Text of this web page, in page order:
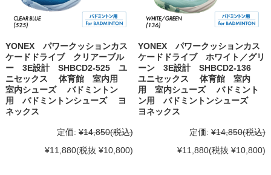
YONEX パワークッションカス
ケードドライブ クリアーブル
ー 3E設計 SHBCD2-525 ユ
ニセックス 体育館 室内用
室内シューズ バドミントン
用 バドミントンシューズ ヨ
ネックス
定価: ¥14,850(税込)
¥11,880(税抜 ¥10,800)
YONEX パワークッションカス
ケードドライブ ホワイト／グリ
ーン 3E設計 SHBCD2-136
ユニセックス 体育館 室内
用 室内シューズ バドミント
ン用 バドミントンシューズ
ヨネックス
定価: ¥14,850(税込)
¥11,880(税抜 ¥10,800)